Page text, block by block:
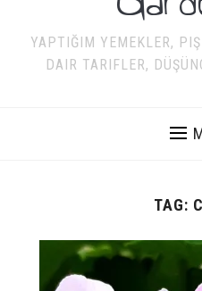
YAPTIĞIM YEMEKLER,
DAIR TARIFLER,
TAG: